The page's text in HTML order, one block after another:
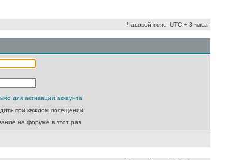
Часовой пояс: UTC + 3 часа
для активации аккаунта
при каждом посещении
на форуме в этот раз